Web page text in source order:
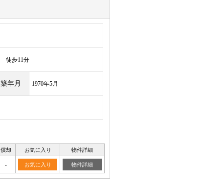
徒歩11分
築年月 1970年5月
償却 お気に入り 物件詳細
- お気に入り 物件詳細